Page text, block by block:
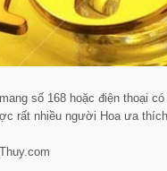
số 168 hoặc điện thoại
rất nhiều người Hoa ưa